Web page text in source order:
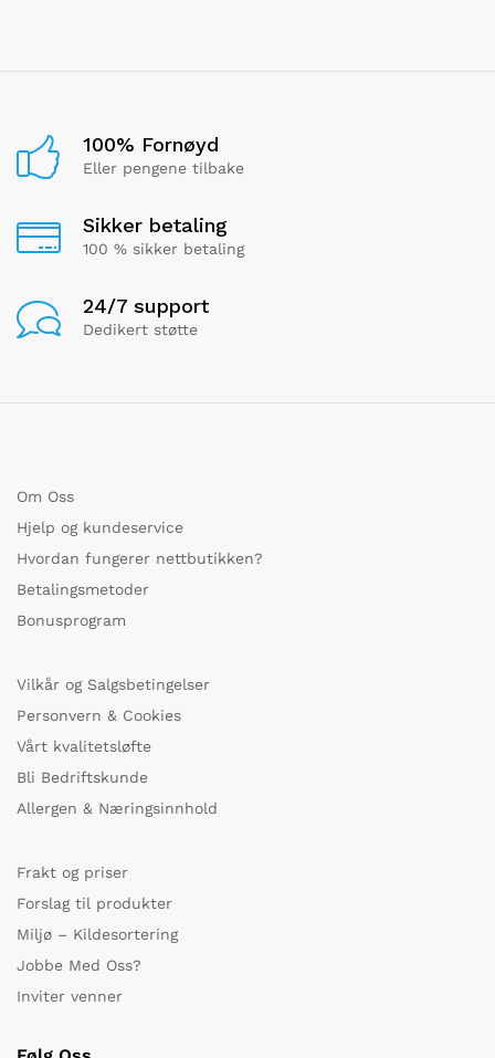
100% Fornøyd
Eller pengene tilbake
Sikker betaling
100 % sikker betaling
24/7 support
Dedikert støtte
Om Oss
Hjelp og kundeservice
Hvordan fungerer nettbutikken?
Betalingsmetoder
Bonusprogram
Vilkår og Salgsbetingelser
Personvern & Cookies
Vårt kvalitetsløfte
Bli Bedriftskunde
Allergen & Næringsinnhold
Frakt og priser
Forslag til produkter
Miljø – Kildesortering
Jobbe Med Oss?
Inviter venner